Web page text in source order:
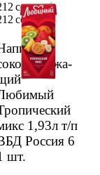
1,93л т/п
Россия 6
шт.
сом
сом